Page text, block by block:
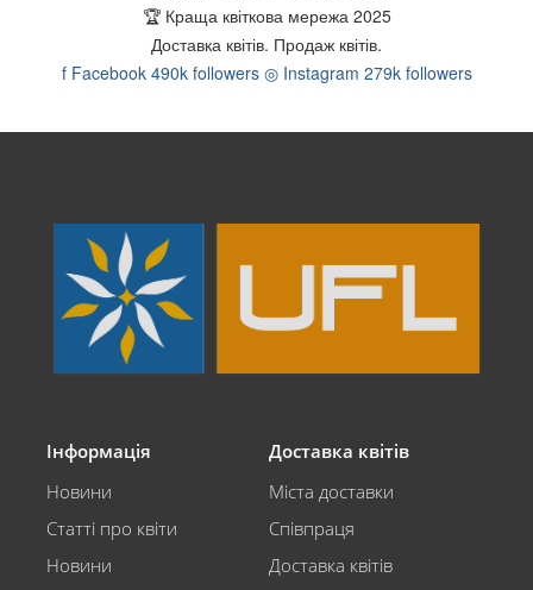
🏆 Краща квіткова мережа 2025
Доставка квітів. Продаж квітів.
f Facebook 490k followers ◎ Instagram 279k followers
Інформація
Новини
Статті про квіти
Новини
Доставка квітів
Міста доставки
Співпраця
Доставка квітів